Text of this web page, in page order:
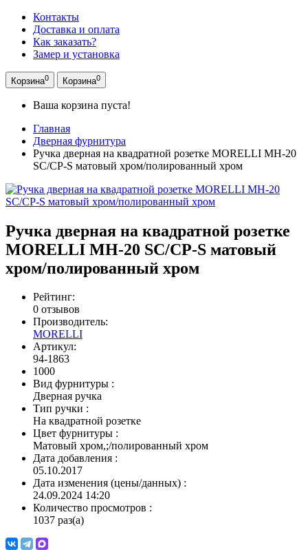
Контакты
Доставка и оплата
Как заказать?
Замер и установка
Корзина0 Корзина0
Ваша корзина пуста!
Главная
Дверная фурнитура
Ручка дверная на квадратной розетке MORELLI MH-20
SC/CP-S матовый хром/полированный хром
Ручка дверная на квадратной розетке
MORELLI MH-20 SC/CP-S матовый
хром/полированный хром
Рейтинг:
0 отзывов
Производитель:
MORELLI
Артикул:
94-1863
1000
Вид фурнитуры :
Дверная ручка
Тип ручки :
На квадратной розетке
Цвет фурнитуры :
Матовый хром,;/полированный хром
Дата добавления :
05.10.2017
Дата изменения (цены/данных) :
24.09.2024 14:20
Количество просмотров :
1037 раз(а)